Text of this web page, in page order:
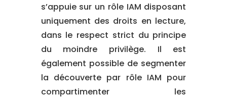
s’appuie sur un rôle IAM disposant
uniquement des droits en lecture,
dans le respect strict du principe
du moindre privilège. Il est
également possible de segmenter
la découverte par rôle IAM pour
compartimenter les